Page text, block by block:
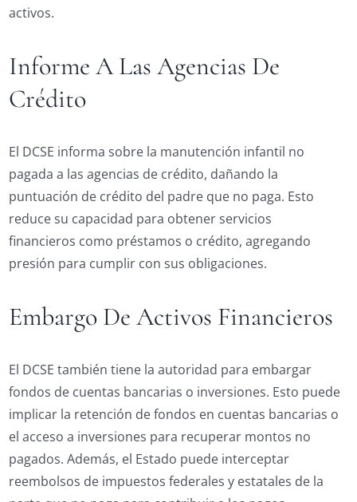
activos.
Informe A Las Agencias De
Crédito
El DCSE informa sobre la manutención infantil no
pagada a las agencias de crédito, dañando la
puntuación de crédito del padre que no paga. Esto
reduce su capacidad para obtener servicios
financieros como préstamos o crédito, agregando
presión para cumplir con sus obligaciones.
Embargo De Activos Financieros
El DCSE también tiene la autoridad para embargar
fondos de cuentas bancarias o inversiones. Esto puede
implicar la retención de fondos en cuentas bancarias o
el acceso a inversiones para recuperar montos no
pagados. Además, el Estado puede interceptar
reembolsos de impuestos federales y estatales de la